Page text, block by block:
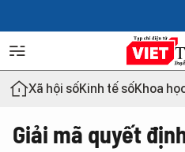
Xã hội sốKinh tế sốKhoa
Giải mã quyết